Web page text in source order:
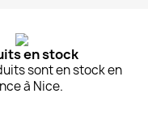
en stock
sont en stock en
à Nice.